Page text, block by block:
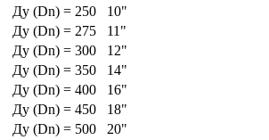
Ду (Dn) = 250
10"
Ду (Dn) = 275
11"
Ду (Dn) = 300
12"
Ду (Dn) = 350
14"
Ду (Dn) = 400
16"
Ду (Dn) = 450
18"
Ду (Dn) = 500
20"